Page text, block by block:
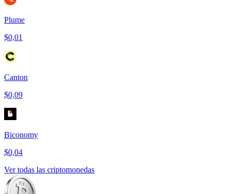
Plume
$0,01
Canton
$0,09
Biconomy
$0,04
Ver todas las criptomonedas